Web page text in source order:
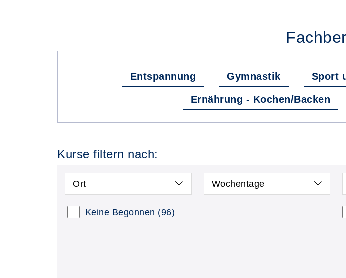
Entspannung Gymnastik Sport
Ernährung - Kochen/Backen
Kurse filtern nach:
Ort Wochentage
Kursstatus auswählen
Keine Begonnen (96) Nur neue Kurse anzeigen